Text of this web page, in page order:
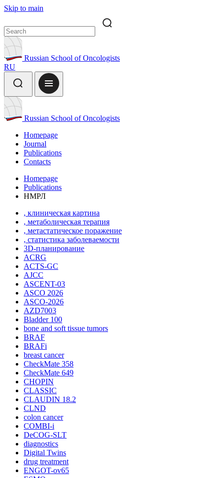
Skip to main
Russian School of Oncologists
RU
Russian School of Oncologists
Homepage
Journal
Publications
Contacts
Homepage
Publications
НМРЛ
, клиническая картина
, метаболическая терапия
, метастатическое поражение
, статистика заболеваемости
3D-планирование
ACRG
ACTS-GC
AJCC
ASCENT-03
ASCO 2026
ASCO-2026
AZD7003
Bladder 100
bone and soft tissue tumors
BRAF
BRAFi
breast cancer
CheckMate 358
CheckMate 649
CHOPIN
CLASSIС
CLAUDIN 18.2
CLND
colon cancer
COMBI-i
DeCOG-SLT
diagnostics
Digital Twins
drug treatment
ENGOT-ov65